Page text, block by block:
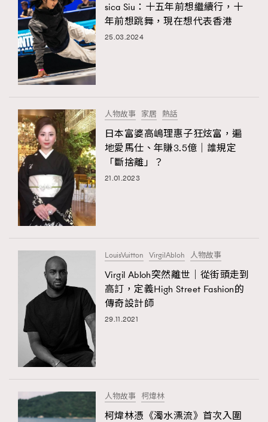
sica Siu：十五年前想繼續行，十
年前想跳舞，現在想代表香港
25.03.2024
人物故事 家居 熱話
日本富婆高嶋理惠子狂炫富，遍
地愛馬仕、年賺3.5億｜誰規定
「斷捨離」？
21.01.2023
LouisVuitton VirgilAbloh 人物故事
Virgil Abloh突然離世｜從街頭走到
高訂，定義High Street Fashion的
傳奇設計師
29.11.2021
人物故事 柯煒林
柯煒林憑《濁水漂流》首次入圍